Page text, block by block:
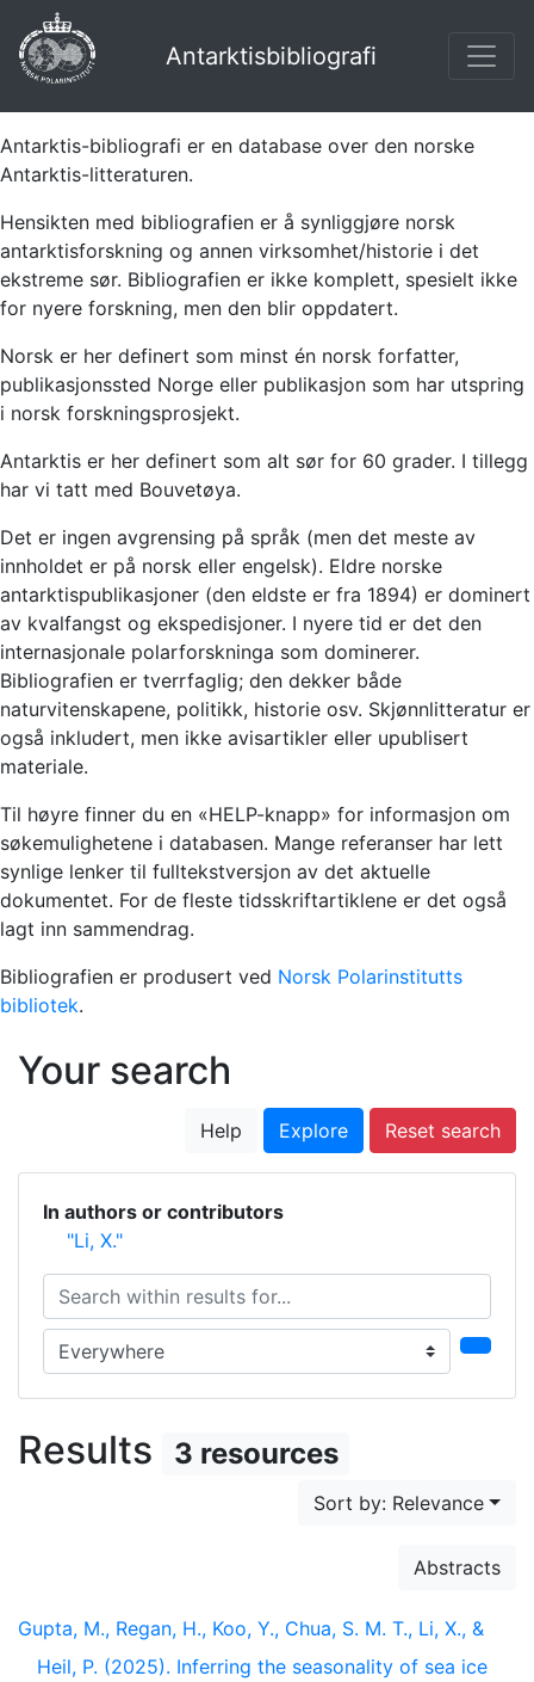
Antarktisbibliografi
Antarktis-bibliografi er en database over den norske
Antarktis-litteraturen.
Hensikten med bibliografien er å synliggjøre norsk
antarktisforskning og annen virksomhet/historie i det
ekstreme sør. Bibliografien er ikke komplett, spesielt ikke
for nyere forskning, men den blir oppdatert.
Norsk er her definert som minst én norsk forfatter,
publikasjonssted Norge eller publikasjon som har utspring
i norsk forskningsprosjekt.
Antarktis er her definert som alt sør for 60 grader. I tillegg
har vi tatt med Bouvetøya.
Det er ingen avgrensing på språk (men det meste av
innholdet er på norsk eller engelsk). Eldre norske
antarktispublikasjoner (den eldste er fra 1894) er dominert
av kvalfangst og ekspedisjoner. I nyere tid er det den
internasjonale polarforskninga som dominerer.
Bibliografien er tverrfaglig; den dekker både
naturvitenskapene, politikk, historie osv. Skjønnlitteratur er
også inkludert, men ikke avisartikler eller upublisert
materiale.
Til høyre finner du en «HELP-knapp» for informasjon om
søkemulighetene i databasen. Mange referanser har lett
synlige lenker til fulltekstversjon av det aktuelle
dokumentet. For de fleste tidsskriftartiklene er det også
lagt inn sammendrag.
Bibliografien er produsert ved Norsk Polarinstitutts
bibliotek.
Your search
Help Explore Reset search
In authors or contributors
"Li, X."
Search within results for...
Search in...
Results 3 resources
Sort by: Relevance
Abstracts
Gupta, M., Regan, H., Koo, Y., Chua, S. M. T., Li, X., &
Heil, P. (2025). Inferring the seasonality of sea ice